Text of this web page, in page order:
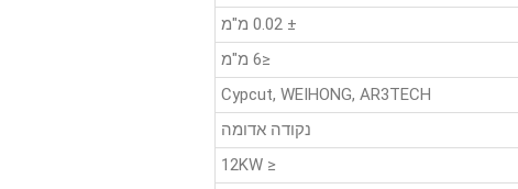
± 0.02 מ"מ
≤6 מ"מ
Cypcut, WEIHONG, AR3TECH
נקודה אדומה
≤ 12KW